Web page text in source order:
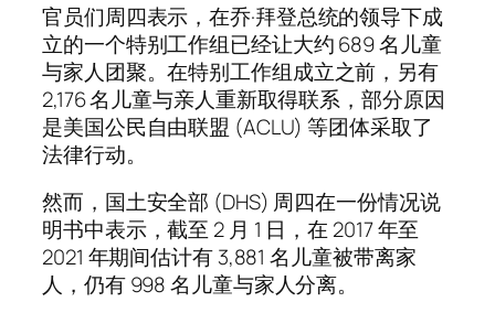
官员们周四表示，在乔·拜登总统的领导下成
立的一个特别工作组已经让大约 689 名儿童
与家人团聚。在特别工作组成立之前，另有
2,176 名儿童与亲人重新取得联系，部分原因
是美国公民自由联盟 (ACLU) 等团体采取了
法律行动。
然而，国土安全部 (DHS) 周四在一份情况说
明书中表示，截至 2 月 1 日，在 2017 年至
2021 年期间估计有 3,881 名儿童被带离家
人，仍有 998 名儿童与家人分离。